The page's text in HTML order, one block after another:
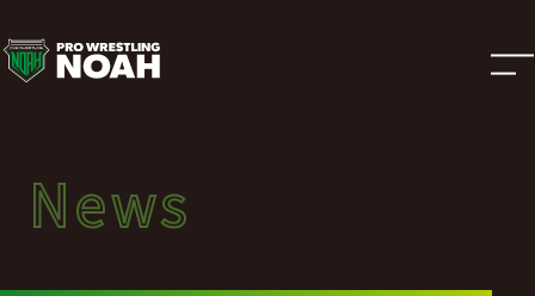
ニ
ュ
ー
ス
News
ニュース
News